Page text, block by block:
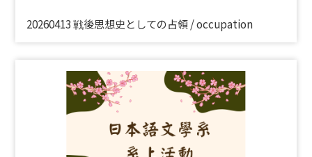
20260413 戦後思想史としての占領 / occupation